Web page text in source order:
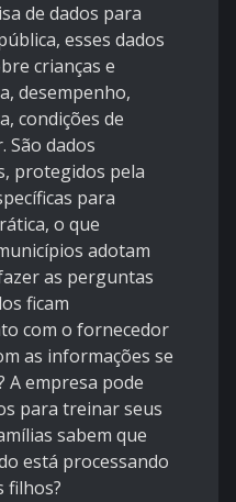
de dados para
esses dados
crianças e
desempenho,
condições de
São dados
protegidos pela
para
o que
adotam
as perguntas
ficam
com o fornecedor
as informações se
A empresa pode
para treinar seus
sabem que
está processando
filhos?